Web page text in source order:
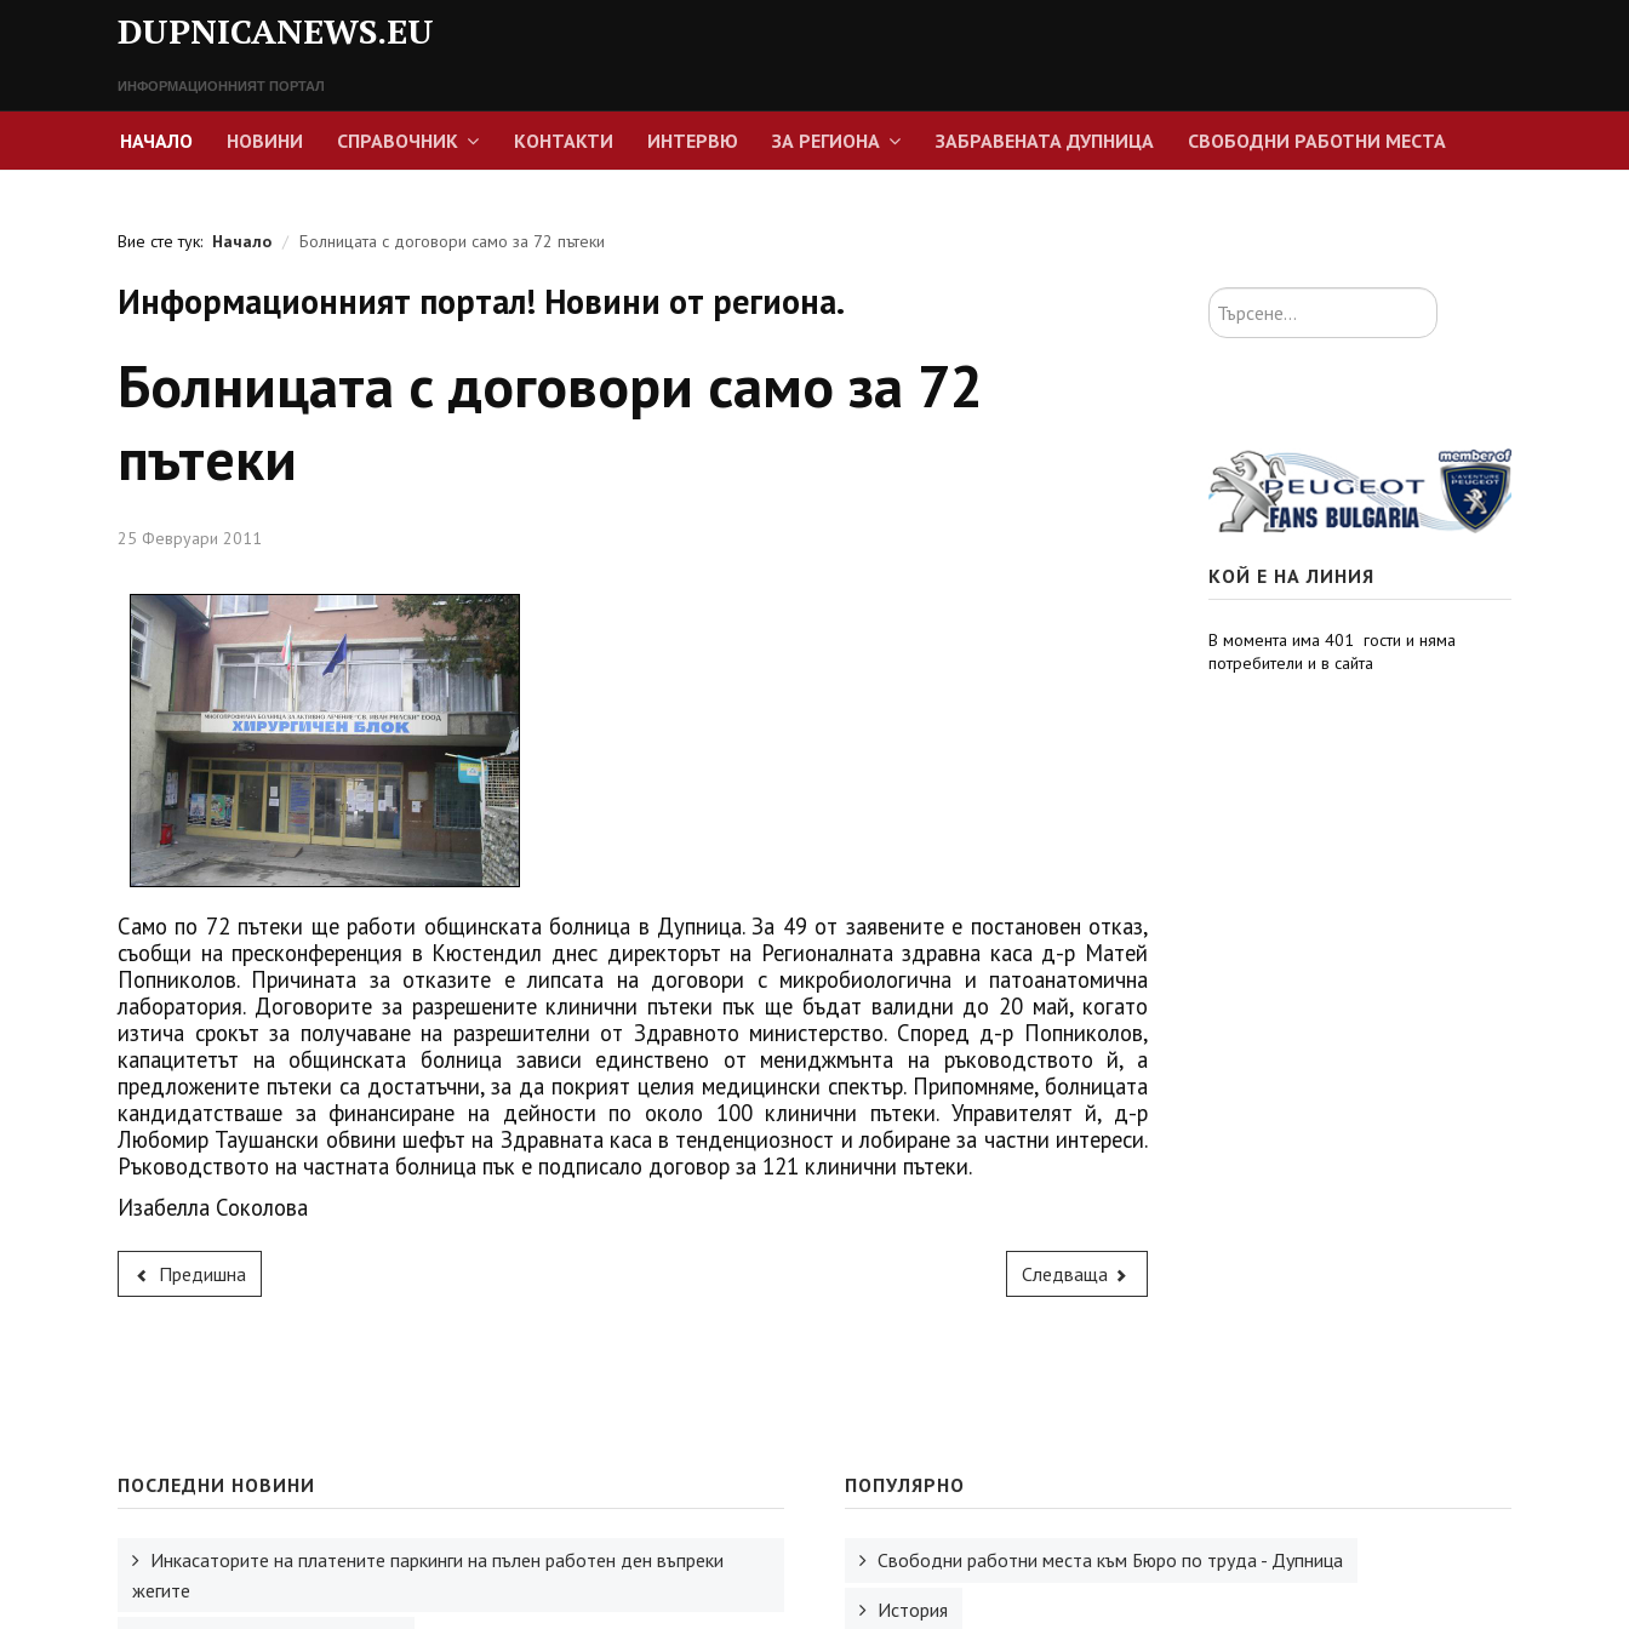
DUPNICANEWS.EU
ИНФОРМАЦИОННИЯТ ПОРТАЛ
НАЧАЛО НОВИНИ СПРАВОЧНИК КОНТАКТИ ИНТЕРВЮ ЗА РЕГИОНА ЗАБРАВЕНАТА ДУПНИЦА СВОБОДНИ РАБОТНИ МЕСТА
Вие сте тук: Начало / Болницата с договори само за 72 пътеки
Информационният портал! Новини от региона.
Болницата с договори само за 72
пътеки
25 Февруари 2011
Само по 72 пътеки ще работи общинската болница в Дупница. За 49 от заявените е постановен отказ,
съобщи на пресконференция в Кюстендил днес директорът на Регионалната здравна каса д-р Матей
Попниколов. Причината за отказите е липсата на договори с микробиологична и патоанатомична
лаборатория. Договорите за разрешените клинични пътеки пък ще бъдат валидни до 20 май, когато
изтича срокът за получаване на разрешителни от Здравното министерство. Според д-р Попниколов,
капацитетът на общинската болница зависи единствено от мениджмънта на ръководството й, а
предложените пътеки са достатъчни, за да покрият целия медицински спектър. Припомняме, болницата
кандидатстваше за финансиране на дейности по около 100 клинични пътеки. Управителят й, д-р
Любомир Таушански обвини шефът на Здравната каса в тенденциозност и лобиране за частни интереси.
Ръководството на частната болница пък е подписало договор за 121 клинични пътеки.
Изабелла Соколова
Предишна Следваща
Търсене...
КОЙ Е НА ЛИНИЯ
В момента има 401 гости и няма
потребители и в сайта
ПОСЛЕДНИ НОВИНИ
Инкасаторите на платените паркинги на пълен работен ден въпреки
жегите
ПОПУЛЯРНО
Свободни работни места към Бюро по труда - Дупница
История